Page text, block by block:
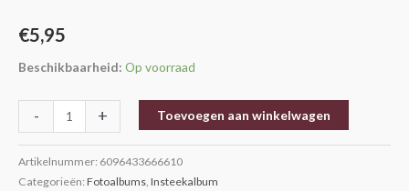
€5,95
Beschikbaarheid: Op voorraad
- + Toevoegen aan winkelwagen
Artikelnummer: 6096433666610
Categorieën: Fotoalbums Insteekalbum